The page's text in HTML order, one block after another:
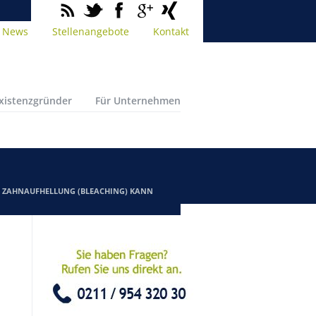
News Stellenangebote Kontakt
Für Unternehmen
ZAHNAUFHELLUNG (BLEACHING) KANN